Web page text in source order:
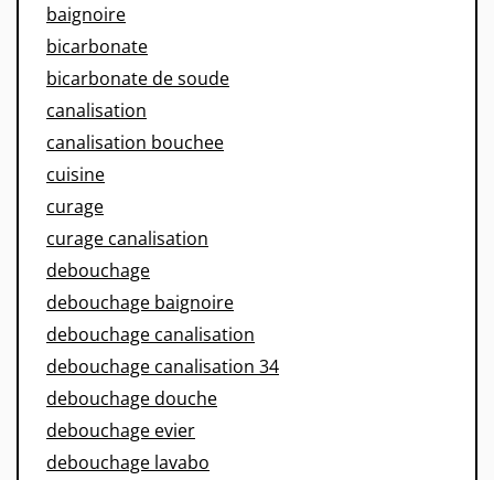
baignoire
bicarbonate
bicarbonate de soude
canalisation
canalisation bouchee
cuisine
curage
curage canalisation
debouchage
debouchage baignoire
debouchage canalisation
debouchage canalisation 34
debouchage douche
debouchage evier
debouchage lavabo